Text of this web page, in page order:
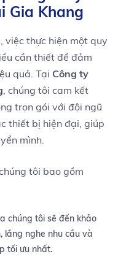
Gia Khang
việc thực hiện một quy
cần⁣ thiết để đảm
quả. Tại Công ty
, chúng tôi cam kết
trọn gói với⁤ đội ngũ
thiết ​bị hiện đại, giúp
mình.
tôi bao gồm
chúng tôi sẽ đến khảo
lắng nghe nhu cầu và
tối ưu nhất.